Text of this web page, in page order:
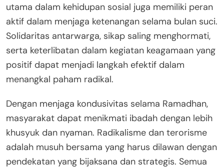
utama dalam kehidupan sosial juga memiliki peran
aktif dalam menjaga ketenangan selama bulan suci.
Solidaritas antarwarga, sikap saling menghormati,
serta keterlibatan dalam kegiatan keagamaan yang
positif dapat menjadi langkah efektif dalam
menangkal paham radikal.
Dengan menjaga kondusivitas selama Ramadhan,
masyarakat dapat menikmati ibadah dengan lebih
khusyuk dan nyaman. Radikalisme dan terorisme
adalah musuh bersama yang harus dilawan dengan
pendekatan yang bijaksana dan strategis. Semua